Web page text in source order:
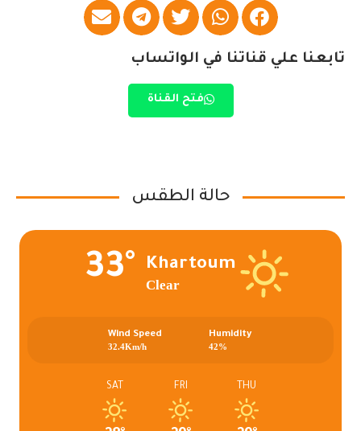
تابعنا علي قناتنا في الواتساب
فتح القناة
حالة الطقس
Khartoum
Clear
33°
Humidity
42%
Wind Speed
32.4Km/h
THU
FRI
SAT